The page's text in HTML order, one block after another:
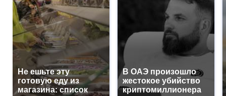
Не ешьте эту
готовую еду из
магазина: список
В ОАЭ произошло
жестокое убийство
криптомиллионера